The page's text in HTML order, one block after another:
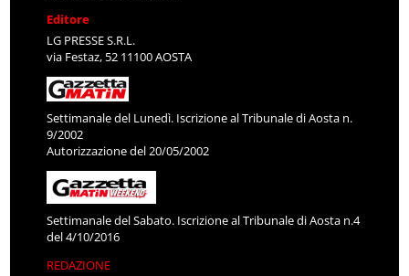
Editore
LG PRESSE S.R.L.
via Festaz, 52 11100 AOSTA
Settimanale del Lunedì. Iscrizione al Tribunale di Aosta n.
9/2002
Autorizzazione del 20/05/2002
Settimanale del Sabato. Iscrizione al Tribunale di Aosta n.4
del 4/10/2016
REDAZIONE